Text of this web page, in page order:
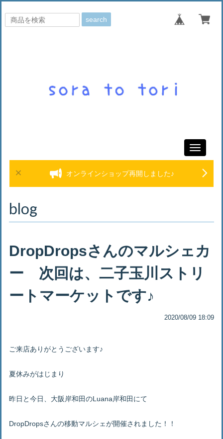
search
Toggle
オンラインショップ再開しました♪
blog
DropDropsさんのマルシェカ
ー 次回は、二子玉川ストリ
ートマーケットです♪
2020/08/09 18:09
ご来店ありがとうございます♪
夏休みがはじまり
昨日と今日、大阪岸和田のLuana岸和田にて
DropDropsさんの移動マルシェが開催されました！！